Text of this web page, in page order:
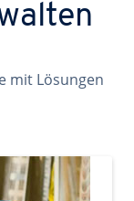
mit Lösungen